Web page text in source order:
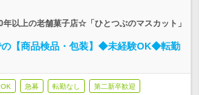
以上の老舗菓子店☆「ひとつぶのマスカット」
の【商品検品・包装】◆未経験OK◆転勤
急募 転勤なし 第二新卒歓迎